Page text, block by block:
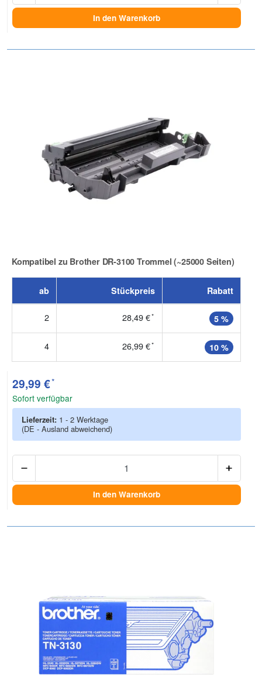
In den Warenkorb
Kompatibel zu Brother DR-3100 Trommel (~25000 Seiten)
Zur Artikelbewertung
ab
Stückpreis Rabatt
2 28,49 €* 5 %
4 26,99 €* 10 %
29,99 €*
Sofort verfügbar
Lieferzeit: 1 - 2 Werktage
(DE - Ausland abweichend)
In den Warenkorb